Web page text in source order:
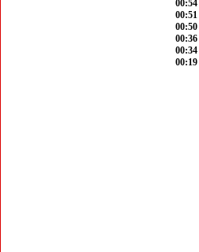
00:54
00:51
00:50
00:36
00:34
00:19